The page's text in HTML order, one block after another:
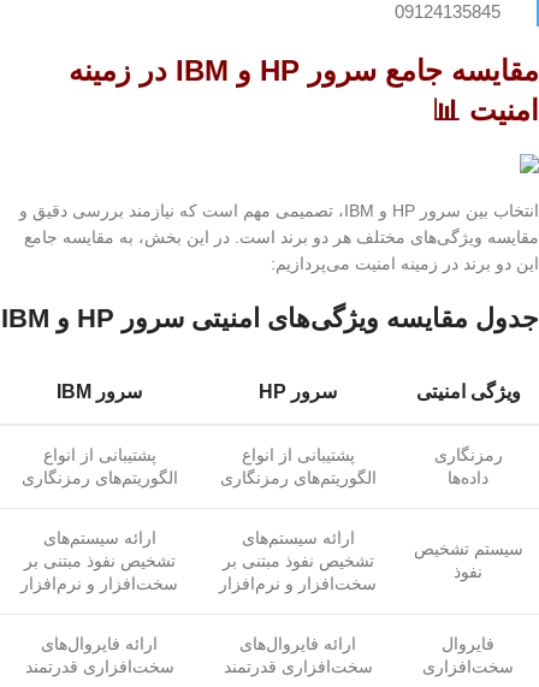
09124135845
مقایسه جامع سرور HP و IBM در زمینه
امنیت 📊
انتخاب بین سرور HP و IBM، تصمیمی مهم است که نیازمند بررسی دقیق و
مقایسه ویژگی‌های مختلف هر دو برند است. در این بخش، به مقایسه جامع
این دو برند در زمینه امنیت می‌پردازیم:
جدول مقایسه ویژگی‌های امنیتی سرور HP و IBM
ویژگی امنیتی سرور HP سرور IBM
رمزنگاری
داده‌ها
پشتیبانی از انواع
الگوریتم‌های رمزنگاری
پشتیبانی از انواع
الگوریتم‌های رمزنگاری
سیستم تشخیص
نفوذ
ارائه سیستم‌های
تشخیص نفوذ مبتنی بر
سخت‌افزار و نرم‌افزار
ارائه سیستم‌های
تشخیص نفوذ مبتنی بر
سخت‌افزار و نرم‌افزار
فایروال
سخت‌افزاری
ارائه فایروال‌های
سخت‌افزاری قدرتمند
ارائه فایروال‌های
سخت‌افزاری قدرتمند